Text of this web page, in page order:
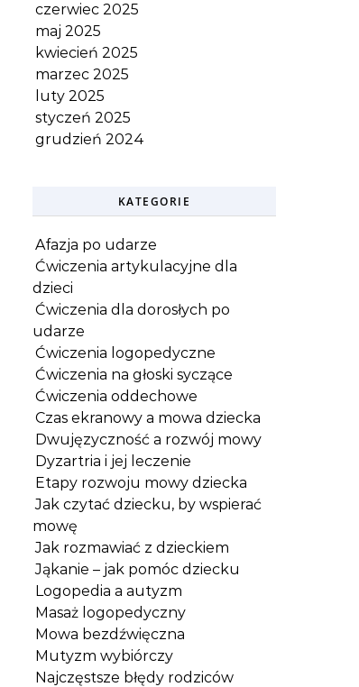
czerwiec 2025
maj 2025
kwiecień 2025
marzec 2025
luty 2025
styczeń 2025
grudzień 2024
KATEGORIE
Afazja po udarze
Ćwiczenia artykulacyjne dla
dzieci
Ćwiczenia dla dorosłych po
udarze
Ćwiczenia logopedyczne
Ćwiczenia na głoski syczące
Ćwiczenia oddechowe
Czas ekranowy a mowa dziecka
Dwujęzyczność a rozwój mowy
Dyzartria i jej leczenie
Etapy rozwoju mowy dziecka
Jak czytać dziecku, by wspierać
mowę
Jak rozmawiać z dzieckiem
Jąkanie – jak pomóc dziecku
Logopedia a autyzm
Masaż logopedyczny
Mowa bezdźwięczna
Mutyzm wybiórczy
Najczęstsze błędy rodziców